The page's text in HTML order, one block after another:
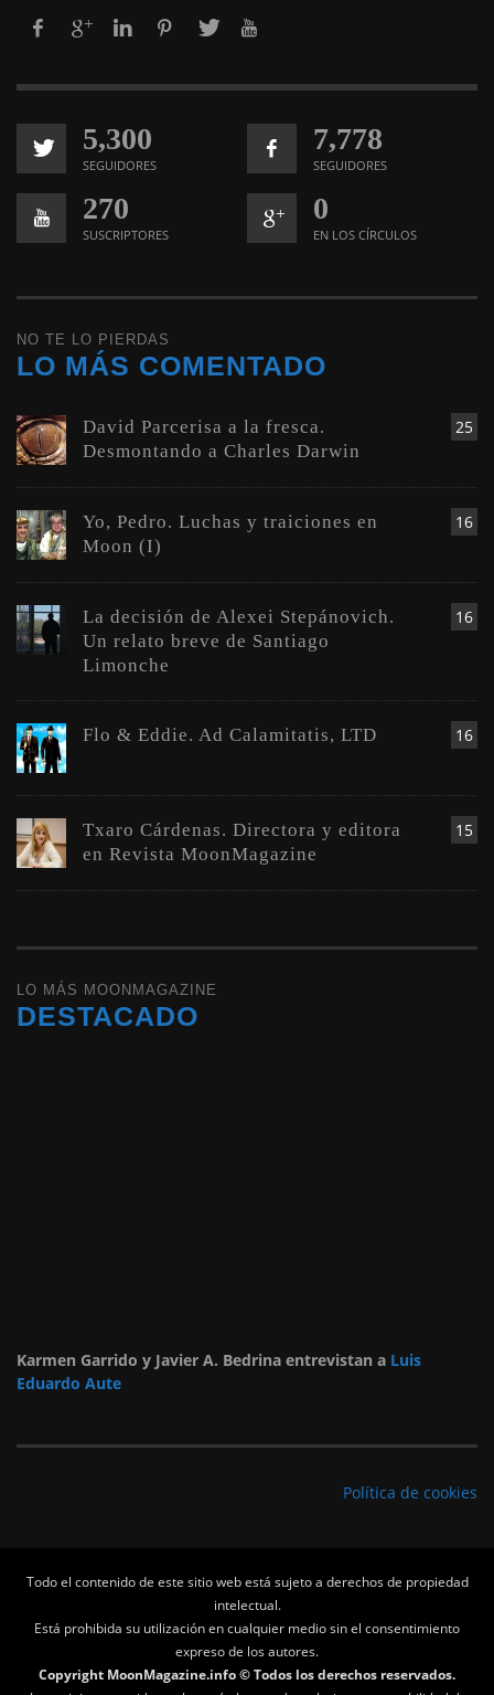
5,300
SEGUIDORES
7,778
SEGUIDORES
270
SUSCRIPTORES
0
EN LOS CÍRCULOS
NO TE LO PIERDAS
LO MÁS COMENTADO
25
David Parcerisa a la fresca.
Desmontando a Charles Darwin
16
Yo, Pedro. Luchas y traiciones en
Moon (I)
16
La decisión de Alexei Stepánovich.
Un relato breve de Santiago
Limonche
16
Flo & Eddie. Ad Calamitatis, LTD
15
Txaro Cárdenas. Directora y editora
en Revista MoonMagazine
LO MÁS MOONMAGAZINE
DESTACADO
Karmen Garrido y Javier A. Bedrina entrevistan a Luis
Eduardo Aute
Política de cookies
Todo el contenido de este sitio web está sujeto a derechos de propiedad
intelectual.
Está prohibida su utilización en cualquier medio sin el consentimiento
expreso de los autores.
Copyright MoonMagazine.info © Todos los derechos reservados.